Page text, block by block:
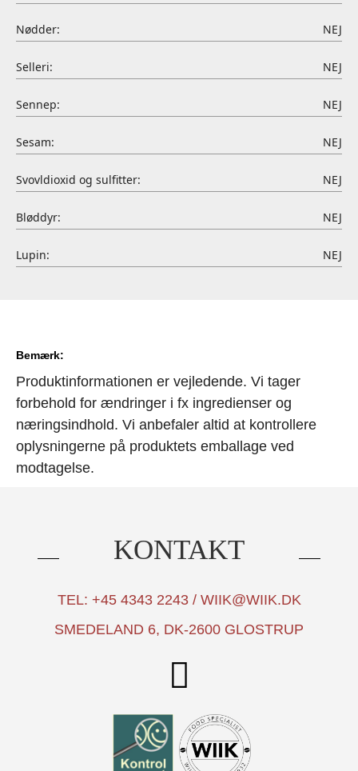
Nødder: NEJ
Selleri: NEJ
Sennep: NEJ
Sesam: NEJ
Svovldioxid og sulfitter: NEJ
Bløddyr: NEJ
Lupin: NEJ
Bemærk:
Produktinformationen er vejledende. Vi tager
forbehold for ændringer i fx ingredienser og
næringsindhold. Vi anbefaler altid at kontrollere
oplysningerne på produktets emballage ved
modtagelse.
KONTAKT
TEL: +45 4343 2243 / WIIK@WIIK.DK
SMEDELAND 6, DK-2600 GLOSTRUP